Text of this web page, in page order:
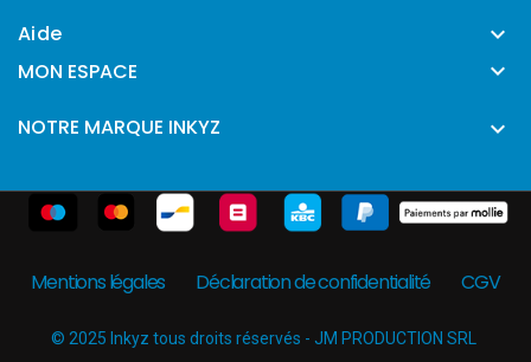
Aide 
MON ESPACE 
NOTRE MARQUE INKYZ 
Mentions légales Déclaration de confidentialité CGV
© 2025 Inkyz tous droits réservés - JM PRODUCTION SRL